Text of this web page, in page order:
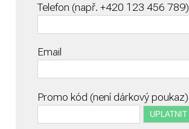
Telefon (např. +420 123 456 789)
Email
Promo kód (není dárkový poukaz)